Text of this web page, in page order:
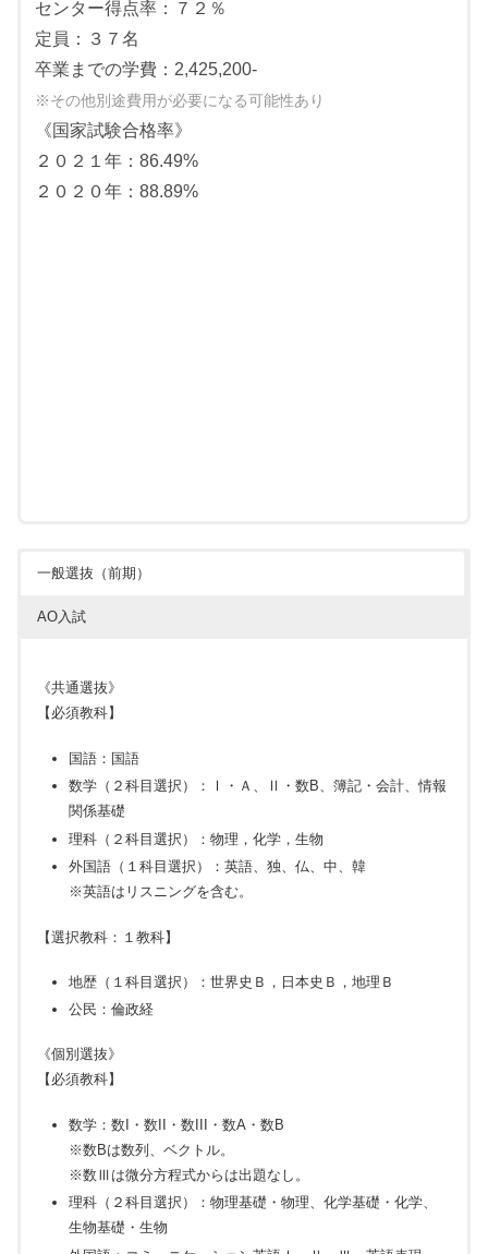
小論文
個人面接
センター得点率：７２％
定員：３７名
卒業までの学費：2,425,200-
※その他別途費用が必要になる可能性あり
《国家試験合格率》
２０２１年：86.49%
２０２０年：88.89%
一般選抜（前期）
AO入試
《共通選抜》
【必須教科】
国語：国語
数学（２科目選択）：Ⅰ・Ａ、Ⅱ・数B、簿記・会計、情報
関係基礎
理科（２科目選択）：物理，化学，生物
外国語（１科目選択）：英語、独、仏、中、韓
※英語はリスニングを含む。
【選択教科：１教科】
地歴（１科目選択）：世界史Ｂ，日本史Ｂ，地理Ｂ
公民：倫政経
《個別選抜》
【必須教科】
数学：数I・数II・数III・数A・数B
※数Bは数列、ベクトル。
※数Ⅲは微分方程式からは出題なし。
理科（２科目選択）：物理基礎・物理、化学基礎・化学、
生物基礎・生物